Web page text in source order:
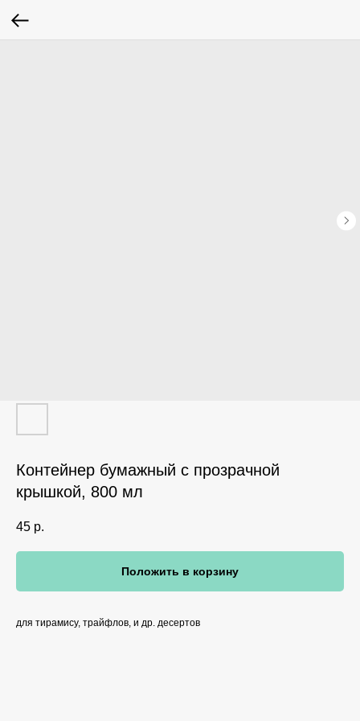
Контейнер бумажный с прозрачной
крышкой, 800 мл
45 р.
Положить в корзину
для тирамису, трайфлов, и др. десертов